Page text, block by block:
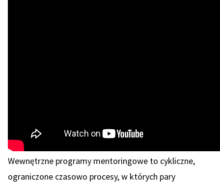
Wewnętrzne programy mentoringowe to cykliczne,
ograniczone czasowo procesy, w których pary